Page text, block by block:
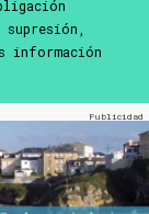
información